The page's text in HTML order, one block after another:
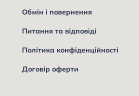
Обмін і повернення
Питання та відповіді
Політика конфіденційності
Договір оферти